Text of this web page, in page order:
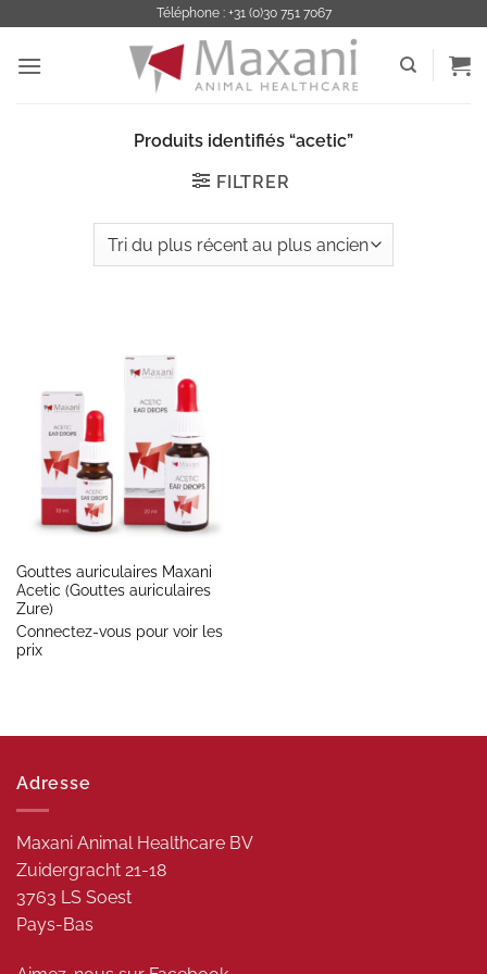
contenu
Téléphone : +31 (0)30 751 7067
Produits identifiés “acetic”
FILTRER
Gouttes auriculaires Maxani
Acetic (Gouttes auriculaires
Zure)
Connectez-vous pour voir les
prix
Adresse
Maxani Animal Healthcare BV
Zuidergracht 21-18
3763 LS Soest
Pays-Bas